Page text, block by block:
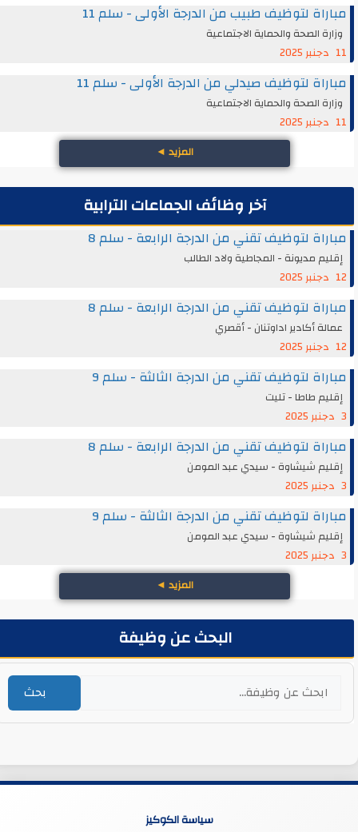
مباراة لتوظيف طبيب من الدرجة الأولى - سلم 11
وزارة الصحة والحماية الاجتماعية
11 دجنبر 2025
مباراة لتوظيف صيدلي من الدرجة الأولى - سلم 11
وزارة الصحة والحماية الاجتماعية
11 دجنبر 2025
المزيد◄
آخر وظائف الجماعات الترابية
مباراة لتوظيف تقني من الدرجة الرابعة - سلم 8
إقليم مديونة - المجاطية ولاد الطالب
12 دجنبر 2025
مباراة لتوظيف تقني من الدرجة الرابعة - سلم 8
عمالة أكادير اداوتنان - أقصري
12 دجنبر 2025
مباراة لتوظيف تقني من الدرجة الثالثة - سلم 9
إقليم طاطا - تليت
مباراة لتوظيف تقني من الدرجة الرابعة - سلم 8
إقليم شيشاوة - سيدي عبد المومن
مباراة لتوظيف تقني من الدرجة الثالثة - سلم 9
إقليم شيشاوة - سيدي عبد المومن
المزيد◄
البحث عن وظيفة
بحث
سياسة الكوكيز